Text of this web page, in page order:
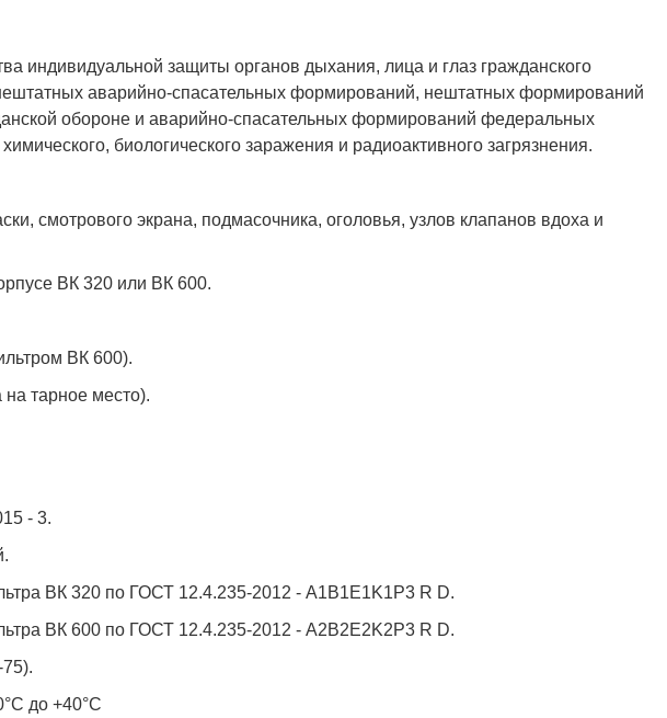
индивидуальной защиты органов дыхания, лица и глаз гражданского
аварийно-спасательных формирований, нештатных формирований
обороне и аварийно-спасательных формирований федеральных
биологического заражения и радиоактивного загрязнения.
смотрового экрана, подмасочника, оголовья, узлов клапанов вдоха и
ВК 320 или ВК 600.
ВК 600).
тарное место).
- 3.
ВК 320 по ГОСТ 12.4.235-2012 - A1B1E1K1P3 R D.
ВК 600 по ГОСТ 12.4.235-2012 - A2B2E2K2P3 R D.
до +40°С